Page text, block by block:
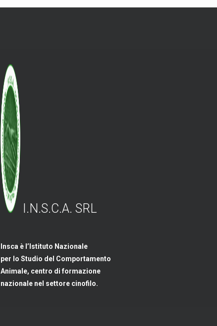
I.N.S.C.A. SRL
Insca è l’Istituto Nazionale
per lo Studio del Comportamento
Animale, centro di formazione
nazionale nel settore cinofilo.